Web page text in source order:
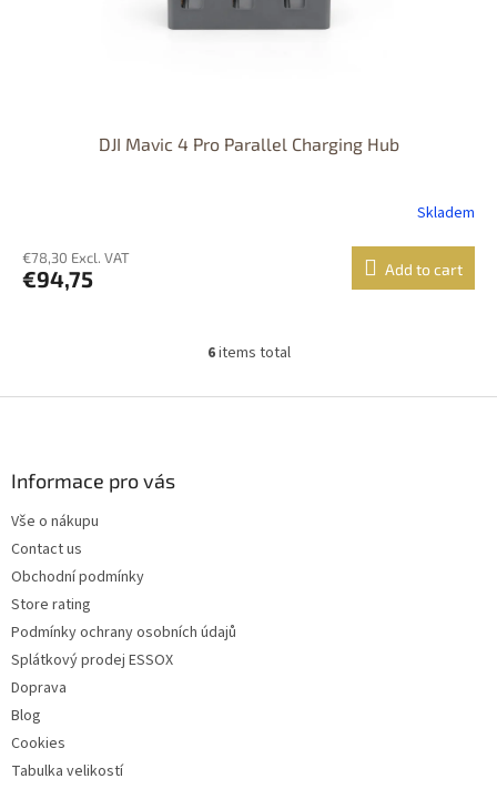
DJI Mavic 4 Pro Parallel Charging Hub
Skladem
€78,30 Excl. VAT
€94,75 Add to cart
L
s
6items total
Informace pro vás
Vše o nákupu
Contact us
Obchodní podmínky
Store rating
Podmínky ochrany osobních údajů
Splátkový prodej ESSOX
Doprava
Blog
Cookies
Tabulka velikostí